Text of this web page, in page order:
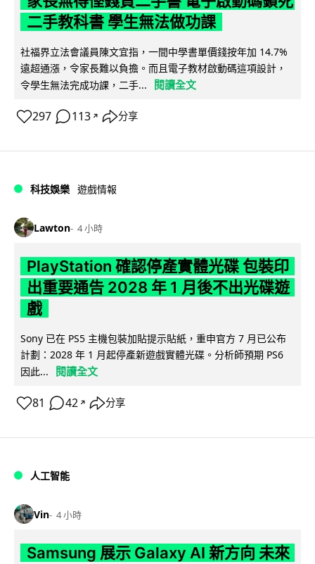
二手教科書 學生無法做功課
社福界立法會議員陳文宜指，一間中學書單價錢按年加 14.7%
遠超通漲，令家長難以負擔。而且電子教材啟動碼這項設計，
令學生無法完成功課，二手...
閱讀全文
297 113 ↗ 分享
科技娛樂 遊戲情報
Lawton 4 小時
PlayStation 確認停產實體光碟 包裝印
出重要通告 2028 年 1 月後不出光碟遊
戲
Sony 已在 PS5 主機包裝加貼提示貼紙，重申官方 7 月已公布
計劃：2028 年 1 月起停產新遊戲實體光碟。分析師預期 PS6
因此...
閱讀全文
81 42 ↗ 分享
人工智能
Vin 4 小時
Samsung 展示 Galaxy AI 新方向 未來